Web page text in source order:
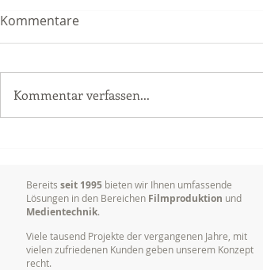
Konferenzen
Kommentare
Kommentar verfassen...
Bereits seit 1995 bieten wir Ihnen umfassende
Lösungen in den Bereichen Filmproduktion und
Medientechnik.
Viele tausend Projekte der vergangenen Jahre, mit
vielen zufriedenen Kunden geben unserem Konzept
recht.